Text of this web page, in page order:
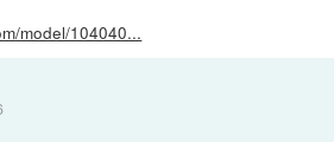
model/104040...